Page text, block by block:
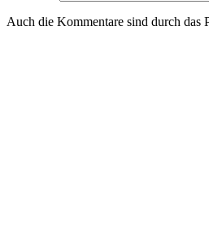
Auch die Kommentare sind durch das